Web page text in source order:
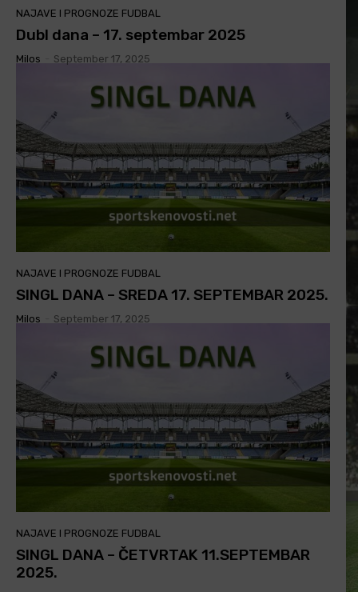
NAJAVE I PROGNOZE FUDBAL
Dubl dana – 17. septembar 2025
Milos September 17, 2025
NAJAVE I PROGNOZE FUDBAL
SINGL DANA – SREDA 17. SEPTEMBAR 2025.
Milos September 17, 2025
NAJAVE I PROGNOZE FUDBAL
SINGL DANA – ČETVRTAK 11.SEPTEMBAR
2025.